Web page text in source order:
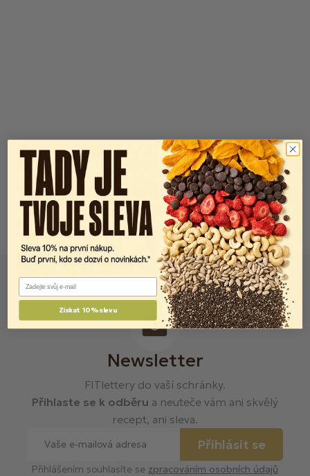
Newsletter
FITlettery do vaší schránky.
Přihlaste se k odběru a neuteče vám ani skvělý
recept, ani sleva.
Přihlásit se
Přihlášením souhlasíte se zpracováním osobních údajů
Email
Získat 10% slevu